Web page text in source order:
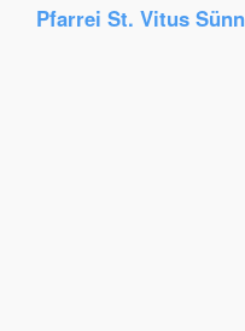
Pfarrei St. Vitus